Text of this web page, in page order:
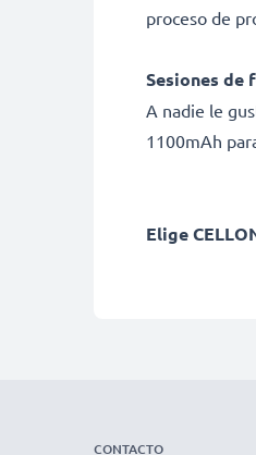
proceso de
Sesiones de
A nadie le
1100mAh
Elige
CONTACTO